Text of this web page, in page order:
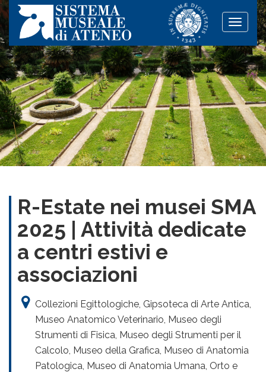
Toggle
R-Estate nei musei SMA
2025 | Attività dedicate
a centri estivi e
associazioni
Collezioni Egittologiche, Gipsoteca di Arte Antica,
Museo Anatomico Veterinario, Museo degli
Strumenti di Fisica, Museo degli Strumenti per il
Calcolo, Museo della Grafica, Museo di Anatomia
Patologica, Museo di Anatomia Umana, Orto e